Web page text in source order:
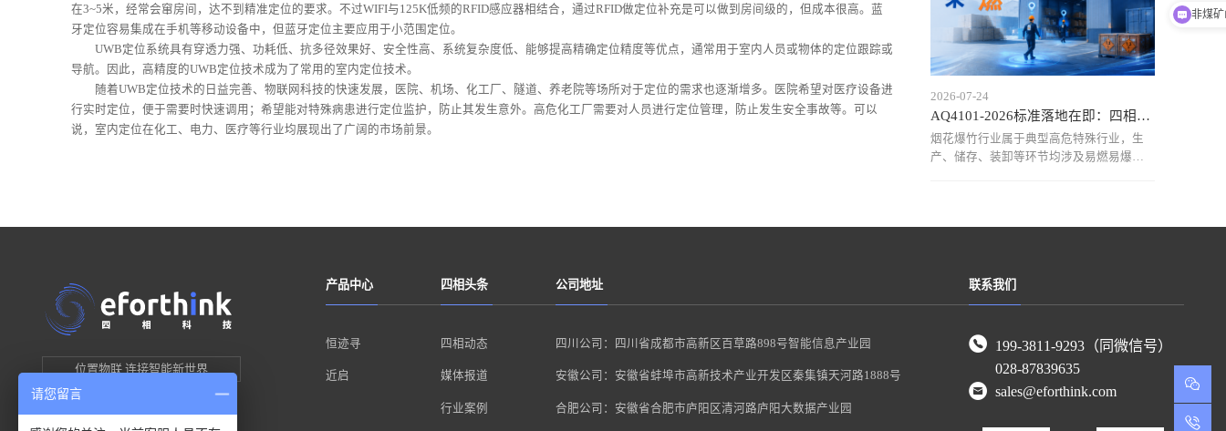
在3~5米，经常会窜房间，达不到精准定位的要求。不过WIFI与125K低频的RFID感应器相结合，通过RFID做定位补充是可以做到房间级的，但成本很高。蓝
牙定位容易集成在手机等移动设备中，但蓝牙定位主要应用于小范围定位。
UWB定位系统具有穿透力强、功耗低、抗多径效果好、安全性高、系统复杂度低、能够提高精确定位精度等优点，通常用于室内人员或物体的定位跟踪或
导航。因此，高精度的UWB定位技术成为了常用的室内定位技术。
随着UWB定位技术的日益完善、物联网科技的快速发展，医院、机场、化工厂、隧道、养老院等场所对于定位的需求也逐渐增多。医院希望对医疗设备进
行实时定位，便于需要时快速调用；希望能对特殊病患进行定位监护，防止其发生意外。高危化工厂需要对人员进行定位管理，防止发生安全事故等。可以
说，室内定位在化工、电力、医疗等行业均展现出了广阔的市场前景。
2026-07-24
AQ4101-2026标准落地在即：四相科技烟花爆竹仓库定位
烟花爆竹行业属于典型高危特殊行业，生
产、储存、装卸等环节均涉及易燃易爆物
全事故仍时有发生，人员位置不可知、危
位置物联 连接智能新世界
产品中心
恒迹寻
近启
四相头条
四相动态
媒体报道
行业案例
公司地址
四川公司：四川省成都市高新区百草路898号智能信息产业园
安徽公司：安徽省蚌埠市高新技术产业开发区秦集镇天河路1888号
合肥公司：安徽省合肥市庐阳区清河路庐阳大数据产业园
联系我们
199-3811-9293（同微信号）
028-87839635
sales@eforthink.com
危化
请您留言